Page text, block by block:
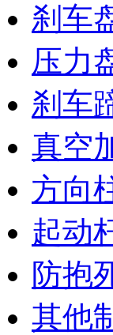
刹车
压力
刹车
真空
方向
起动
防抱
其他